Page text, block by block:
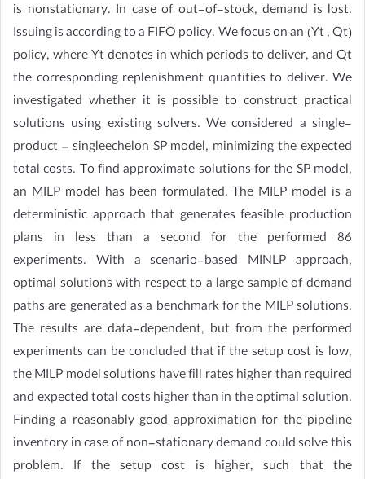
is nonstationary. In case of out-of-stock, demand is lost.
Issuing is according to a FIFO policy. We focus on an (Yt , Qt)
policy, where Yt denotes in which periods to deliver, and Qt
the corresponding replenishment quantities to deliver. We
investigated whether it is possible to construct practical
solutions using existing solvers. We considered a single-
product – singleechelon SP model, minimizing the expected
total costs. To find approximate solutions for the SP model,
an MILP model has been formulated. The MILP model is a
deterministic approach that generates feasible production
plans in less than a second for the performed 86
experiments. With a scenario-based MINLP approach,
optimal solutions with respect to a large sample of demand
paths are generated as a benchmark for the MILP solutions.
The results are data-dependent, but from the performed
experiments can be concluded that if the setup cost is low,
the MILP model solutions have fill rates higher than required
and expected total costs higher than in the optimal solution.
Finding a reasonably good approximation for the pipeline
inventory in case of non-stationary demand could solve this
problem. If the setup cost is higher, such that the